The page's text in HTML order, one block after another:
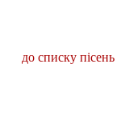
до списку пісень